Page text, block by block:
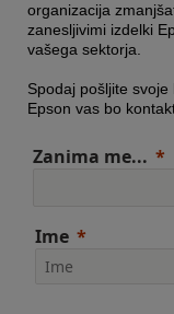
organizacija
zanesljivimi izdelki
vašega sektorja.
Spodaj pošljite
Epson vas bo
Zanima me...
Ime